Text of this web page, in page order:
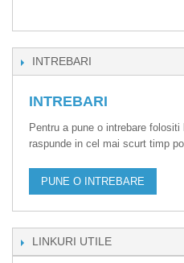
INTREBARI
INTREBARI
Pentru a pune o intrebare
raspunde in cel mai scurt timp
PUNE O INTREBARE
LINKURI UTILE